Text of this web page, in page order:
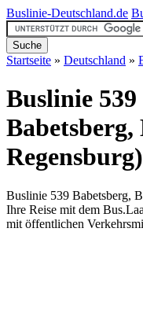
Buslinie-Deutschland.de
Startseite » Deutschland »
Buslinie
Regensburg)
Buslinie 539 Babetsberg,
Ihre Reise mit dem
mit öffentlichen